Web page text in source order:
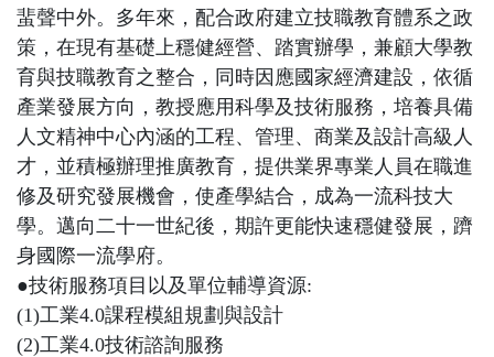
蜚聲中外。多年來，配合政府建立技職教育體系之政
策，在現有基礎上穩健經營、踏實辦學，兼顧大學教
育與技職教育之整合，同時因應國家經濟建設，依循
產業發展方向，教授應用科學及技術服務，培養具備
人文精神中心內涵的工程、管理、商業及設計高級人
才，並積極辦理推廣教育，提供業界專業人員在職進
修及研究發展機會，使產學結合，成為一流科技大
學。邁向二十一世紀後，期許更能快速穩健發展，躋
身國際一流學府。
●技術服務項目以及單位輔導資源:
(1)工業4.0課程模組規劃與設計
(2)工業4.0技術諮詢服務